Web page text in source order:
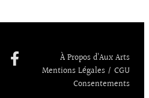
À Propos d’Aux Arts
Mentions Légales / CGU
Consentements